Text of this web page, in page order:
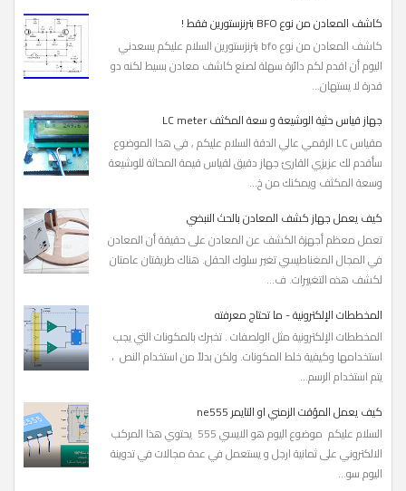
كاشف المعادن من نوع BFO بترنزستورين فقط !
كاشف المعادن من نوع bfo بترنزستورين السلام عليكم يسعدني
اليوم أن اقدم لكم دائرة سهلة لصنع كاشف معادن بسيط لكنه دو
قدرة لا يستهان...
جهاز قياس حثية الوشيعة و سعة المكثف LC meter
مقياس LC الرقمي عالي الدقة السلام عليكم , في هدا الموضوع
سأقدم لك عزيزي القارئ جهاز دقيق لقياس قيمة المحاثة للوشيعة
وسعة المكثف ويمكنك من خ...
كيف يعمل جهاز كشف المعادن بالحث النبضي
تعمل معظم أجهزة الكشف عن المعادن على حقيقة أن المعادن
في المجال المغناطيسي تغير سلوك الحقل. هناك طريقتان عامتان
لكشف هذه التغييرات. ف...
المخططات الإلكترونية - ما تحتاج معرفته
المخططات الإلكترونية مثل الولصفات . تخبرك بالمكونات التي يجب
استخدامها وكيفية خلط المكونات. ولكن بدلاً من استخدام النص ،
يتم استخدام الرسم...
كيف يعمل المؤقت الزمني او التايمر ne555
السلام عليكم موضوع اليوم هو الايسي 555 يحتوي هذا المركب
الالكتروني على ثمانية ارجل و يستعمل في عدة مجالات في تدوينة
اليوم سو...